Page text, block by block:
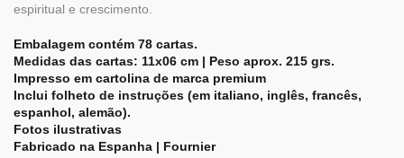
espiritual e crescimento.
Embalagem contém 78 cartas.
Medidas das cartas: 11x06 cm | Peso aprox. 215 grs.
Impresso em cartolina de marca premium
Inclui folheto de instruções (em italiano, inglês, francês,
espanhol, alemão).
Fotos ilustrativas
Fabricado na Espanha | Fournier